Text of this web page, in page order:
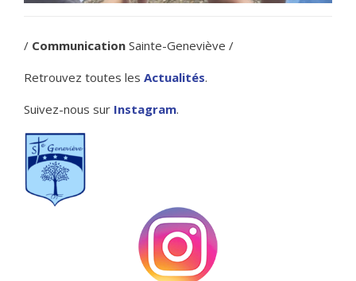
/ Communication Sainte-Geneviève /
Retrouvez toutes les Actualités.
Suivez-nous sur Instagram.